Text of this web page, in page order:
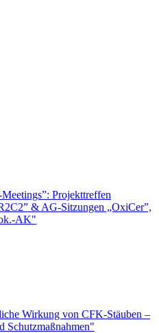
Projekttreffen
& AG-Sitzungen „OxiCer”,
AK"
Wirkung von CFK-Stäuben –
Schutzmaßnahmen"